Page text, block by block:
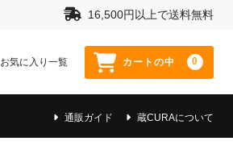
16,500円以上で送料無料
お気に入り一覧 カートの中 0
通販ガイド 蔵CURAについて